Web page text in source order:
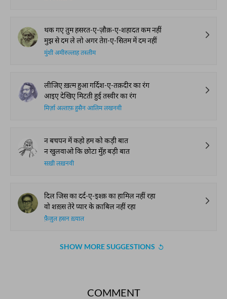
थक गए तुम हसरत-ए-ज़ौक़-ए-शहादत कम नहीं
मुझ से दम ले लो अगर तेग़-ए-सितम में दम नहीं
मुंशी अमीरुल्लाह तस्लीम
लीजिए ख़त्म हुआ गर्दिश-ए-तक़दीर का रंग
आइए देखिए मिटती हुई तस्वीर का रंग
मिर्ज़ा अल्ताफ़ हुसैन आलिम लखनवी
न बचपन में कहो हम को कड़ी बात
न खुलवाओ कि छोटा मुँह बड़ी बात
सख़ी लख़नवी
दिल जिस का दर्द-ए-इश्क़ का हामिल नहीं रहा
वो शख़्स तेरे प्यार के क़ाबिल नहीं रहा
फ़ैज़ुल हसन ख़्याल
SHOW MORE SUGGESTIONS
COMMENT